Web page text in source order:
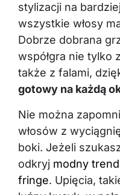
stylizacji na
wszystkie włosy
Dobrze dobrana
współgra nie tylko
także z falami,
gotowy na każdą
Nie można
włosów z
boki. Jeżeli
odkryj modny
fringe. Upięcia,